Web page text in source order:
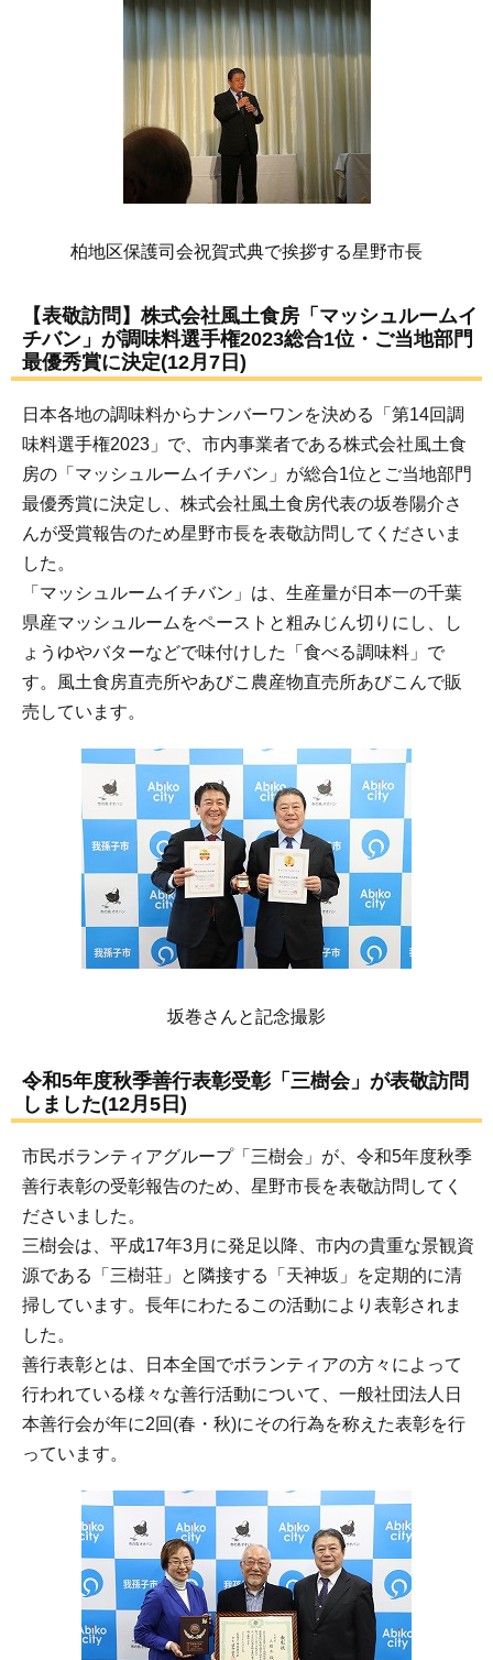
柏地区保護司会祝賀式典で挨拶する星野市長
【表敬訪問】株式会社風土食房「マッシュルームイ
チバン」が調味料選手権2023総合1位・ご当地部門
最優秀賞に決定(12月7日)
日本各地の調味料からナンバーワンを決める「第14回調
味料選手権2023」で、市内事業者である株式会社風土食
房の「マッシュルームイチバン」が総合1位とご当地部門
最優秀賞に決定し、株式会社風土食房代表の坂巻陽介さ
んが受賞報告のため星野市長を表敬訪問してくださいま
した。
「マッシュルームイチバン」は、生産量が日本一の千葉
県産マッシュルームをペーストと粗みじん切りにし、し
ょうゆやバターなどで味付けした「食べる調味料」で
す。風土食房直売所やあびこ農産物直売所あびこんで販
売しています。
坂巻さんと記念撮影
令和5年度秋季善行表彰受彰「三樹会」が表敬訪問
しました(12月5日)
市民ボランティアグループ「三樹会」が、令和5年度秋季
善行表彰の受彰報告のため、星野市長を表敬訪問してく
ださいました。
三樹会は、平成17年3月に発足以降、市内の貴重な景観資
源である「三樹荘」と隣接する「天神坂」を定期的に清
掃しています。長年にわたるこの活動により表彰されま
した。
善行表彰とは、日本全国でボランティアの方々によって
行われている様々な善行活動について、一般社団法人日
本善行会が年に2回(春・秋)にその行為を称えた表彰を行
っています。